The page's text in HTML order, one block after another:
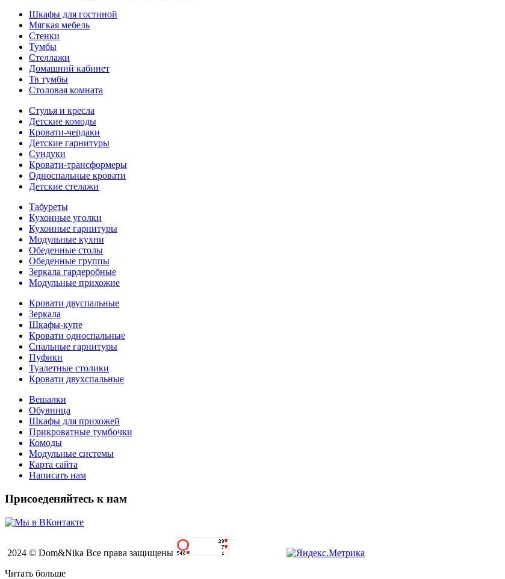
Шкафы для гостиной
Мягкая мебель
Стенки
Тумбы
Стеллажи
Домашний кабинет
Тв тумбы
Столовая комната
Стулья и кресла
Детские комоды
Кровати-чердаки
Детские гарнитуры
Сундуки
Кровати-трансформеры
Односпальные кровати
Детские стелажи
Табуреты
Кухонные уголки
Кухонные гарнитуры
Модульные кухни
Обеденные столы
Обеденные группы
Зеркала гардеробные
Модульные прихожие
Кровати двуспальные
Зеркала
Шкафы-купе
Кровати односпальные
Спальные гарнитуры
Пуфики
Туалетные столики
Кровати двухспальные
Вешалки
Обувница
Шкафы для прихожей
Прикроватные тумбочки
Комоды
Модульные системы
Карта сайта
Написать нам
Присоеденяйтесь к нам
2024 © Dom&Nika Все права защищены
Читать больше